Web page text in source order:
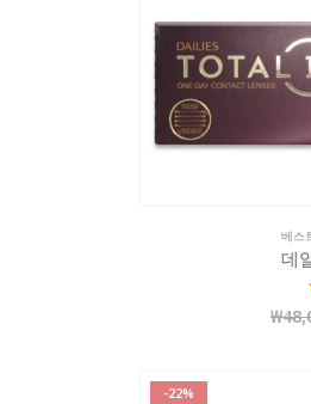
베스
데
₩
-22%